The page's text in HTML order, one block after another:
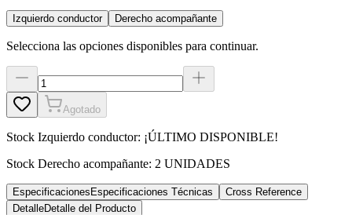
Izquierdo conductor Derecho acompañante
Selecciona las opciones disponibles para continuar.
Agotado
Stock Izquierdo conductor: ¡ÚLTIMO DISPONIBLE!
Stock Derecho acompañante: 2 UNIDADES
Especificaciones Especificaciones Técnicas
Cross Reference
DetalleDetalle del Producto